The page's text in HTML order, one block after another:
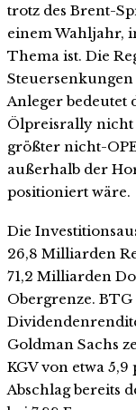
trotz des Brent-
einem Wahljahr,
Thema ist. Die
Anleger bedeutet
Ölpreisrally nicht
größter nicht-
außerhalb der
positioniert wäre.
Die
26,8 Milliarden
71,2 Milliarden
Obergrenze.
Goldman Sachs
KGV von etwa
Abschlag bereits